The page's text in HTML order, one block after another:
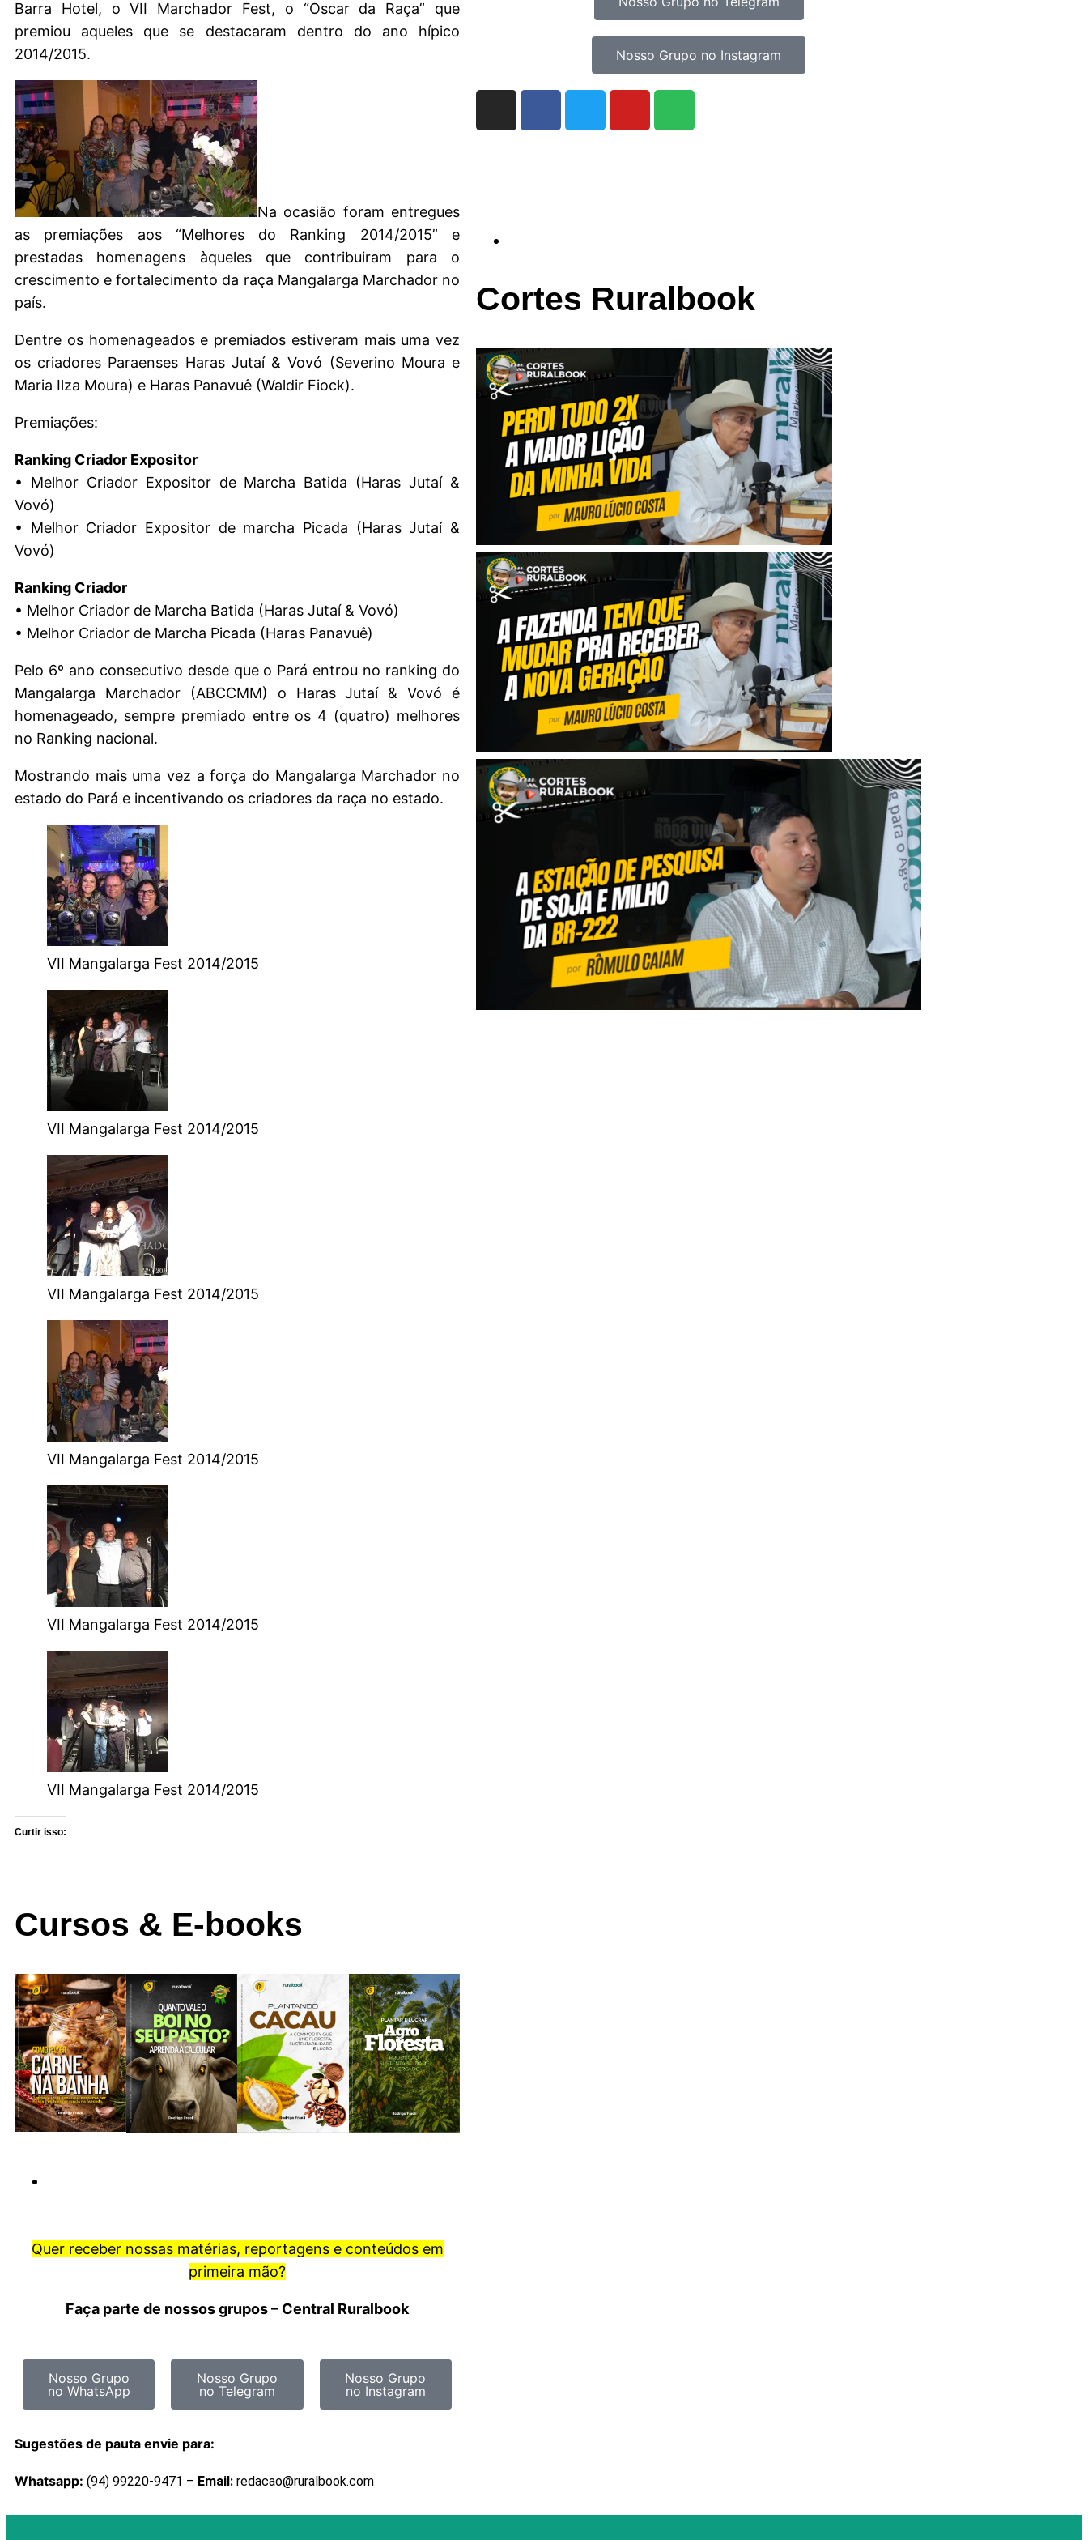
Barra Hotel, o VII Marchador Fest, o “Oscar da Raça” que
premiou aqueles que se destacaram dentro do ano hípico
2014/2015.
Na ocasião foram entregues
as premiações aos “Melhores do Ranking 2014/2015” e
prestadas homenagens àqueles que contribuiram para o
crescimento e fortalecimento da raça Mangalarga Marchador no
país.
Dentre os homenageados e premiados estiveram mais uma vez
os criadores Paraenses Haras Jutaí & Vovó (Severino Moura e
Maria Ilza Moura) e Haras Panavuê (Waldir Fiock).
Premiações:
Ranking Criador Expositor
• Melhor Criador Expositor de Marcha Batida (Haras Jutaí &
Vovó)
• Melhor Criador Expositor de marcha Picada (Haras Jutaí &
Vovó)
Ranking Criador
• Melhor Criador de Marcha Batida (Haras Jutaí & Vovó)
• Melhor Criador de Marcha Picada (Haras Panavuê)
Pelo 6º ano consecutivo desde que o Pará entrou no ranking do
Mangalarga Marchador (ABCCMM) o Haras Jutaí & Vovó é
homenageado, sempre premiado entre os 4 (quatro) melhores
no Ranking nacional.
Mostrando mais uma vez a força do Mangalarga Marchador no
estado do Pará e incentivando os criadores da raça no estado.
VII Mangalarga Fest 2014/2015
VII Mangalarga Fest 2014/2015
VII Mangalarga Fest 2014/2015
VII Mangalarga Fest 2014/2015
VII Mangalarga Fest 2014/2015
VII Mangalarga Fest 2014/2015
Curtir isso:
Cursos & E-books
Quer receber nossas matérias, reportagens e conteúdos em
primeira mão?
Faça parte de nossos grupos – Central Ruralbook
Nosso Grupo
no WhatsApp
Nosso Grupo
no Telegram
Nosso Grupo
no Instagram
Sugestões de pauta envie para:
Whatsapp: (94) 99220-9471 – Email: redacao@ruralbook.com
Nosso Grupo no Instagram
Cortes Ruralbook